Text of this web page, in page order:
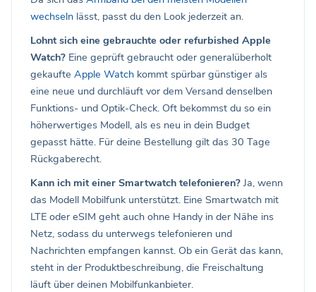
wechseln lässt, passt du den Look jederzeit an.
Lohnt sich eine gebrauchte oder refurbished Apple
Watch? Eine geprüft gebraucht oder generalüberholt
gekaufte Apple Watch kommt spürbar günstiger als
eine neue und durchläuft vor dem Versand denselben
Funktions- und Optik-Check. Oft bekommst du so ein
höherwertiges Modell, als es neu in dein Budget
gepasst hätte. Für deine Bestellung gilt das 30 Tage
Rückgaberecht.
Kann ich mit einer Smartwatch telefonieren? Ja, wenn
das Modell Mobilfunk unterstützt. Eine Smartwatch mit
LTE oder eSIM geht auch ohne Handy in der Nähe ins
Netz, sodass du unterwegs telefonieren und
Nachrichten empfangen kannst. Ob ein Gerät das kann,
steht in der Produktbeschreibung, die Freischaltung
läuft über deinen Mobilfunkanbieter.